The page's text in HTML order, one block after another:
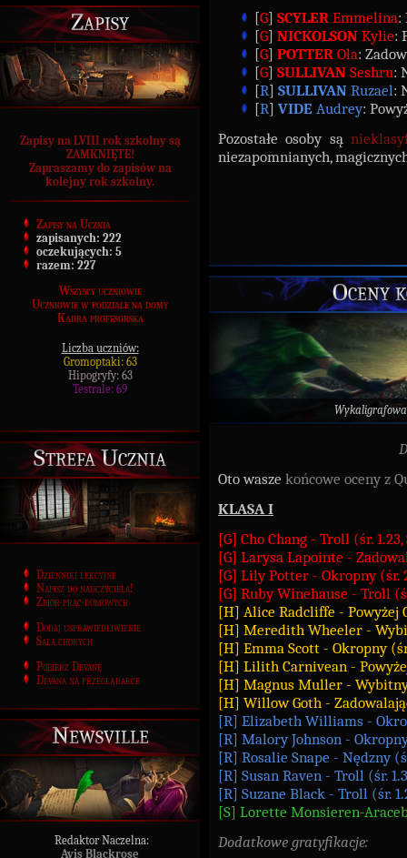
Zapisy
Zapisy na LVIII rok szkolny są
ZAMKNIĘTE!
Zapraszamy do zapisów na
kolejny rok szkolny.
Zapisy na Ucznia
zapisanych: 222
oczekujących: 5
razem: 227
Wszyscy uczniowie
Uczniowie w podziale na domy
Kadra profesorska
Liczba uczniów:
Gromoptaki: 63
Hipogryfy: 63
Testrale: 69
Strefa Ucznia
Dzienniki lekcyjne
Napisz do nauczyciela!
Zbiór prac domowych
Dodaj usprawiedliwienie
Sala chorych
Pobierz Devanę
Devana na przeglądarce
Newsville
Redaktor Naczelna:
Avis Blackrose
[G] SCYLER Emmelina:
[G] NICKOLSON Kylie:
[G] POTTER Ola:
[G] SULLIVAN Seshru:
[R] SULLIVAN Ruzael:
[R] VIDE Audrey:
Pozostałe osoby są
niezapomnianych,
Oceny
Oto wasze końcowe oceny z
KLASA I
[G] Cho Chang - Troll (śr.
[G] Larysa Lapointe -
[G] Lily Potter - Okropny (śr.
[G] Ruby Winehause - Troll
[H] Alice Radcliffe - Powyżej
[H] Meredith Wheeler -
[H] Emma Scott - Okropny
[H] Lilith Carnivean -
[H] Magnus Muller -
[H] Willow Goth -
[R] Elizabeth Williams -
[R] Malory Johnson -
[R] Rosalie Snape - Nędzny
[R] Susan Raven - Troll (śr.
[R] Suzane Black - Troll (śr.
[S] Lorette Monsieren-
Dodatkowe gratyfikacje: